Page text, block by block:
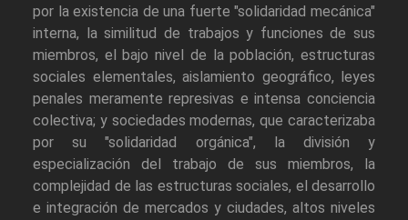
por la existencia de una fuerte "solidaridad mecánica"
interna, la similitud de trabajos y funciones de sus
miembros, el bajo nivel de la población, estructuras
sociales elementales, aislamiento geográfico, leyes
penales meramente represivas e intensa conciencia
colectiva; y sociedades modernas, que caracterizaba
por su "solidaridad orgánica", la división y
especialización del trabajo de sus miembros, la
complejidad de las estructuras sociales, el desarrollo
e integración de mercados y ciudades, altos niveles